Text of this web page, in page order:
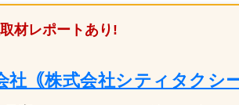
材レポートあり!
｟株式会社シティタクシ